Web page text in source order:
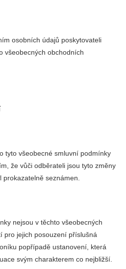
osobních údajů poskytovateli
všeobecných obchodních
tyto všeobecné smluvní podmínky
že vůči odběrateli jsou tyto změny
seznámen.
nejsou v těchto všeobecných
pro jejich posouzení příslušná
popřípadě ustanovení, která
svým charakterem co nejbližší.